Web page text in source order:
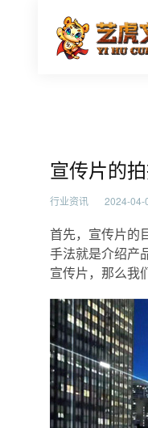
宣传片
宣传片的
行业资讯 2024-04-
首先，宣传片的
手法就是介绍产
宣传片，那么我